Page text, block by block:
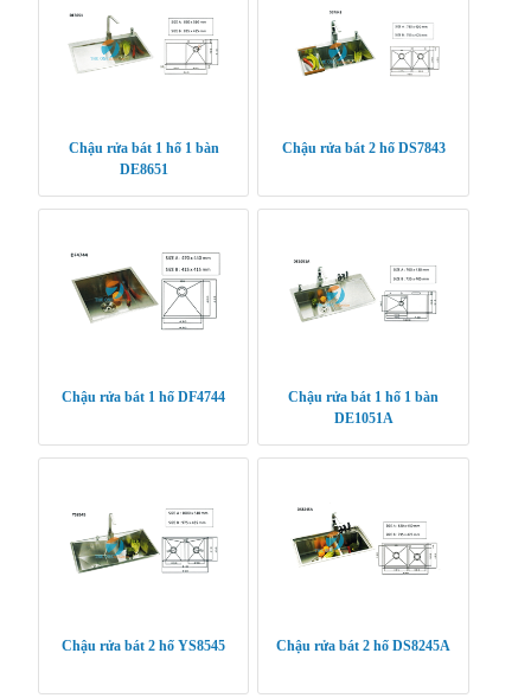
Chậu rửa bát 1 hố 1 bàn
DE8651
Chậu rửa bát 2 hố DS7843
Chậu rửa bát 1 hố DF4744
Chậu rửa bát 1 hố 1 bàn
DE1051A
Chậu rửa bát 2 hố YS8545 Chậu rửa bát 2 hố DS8245A